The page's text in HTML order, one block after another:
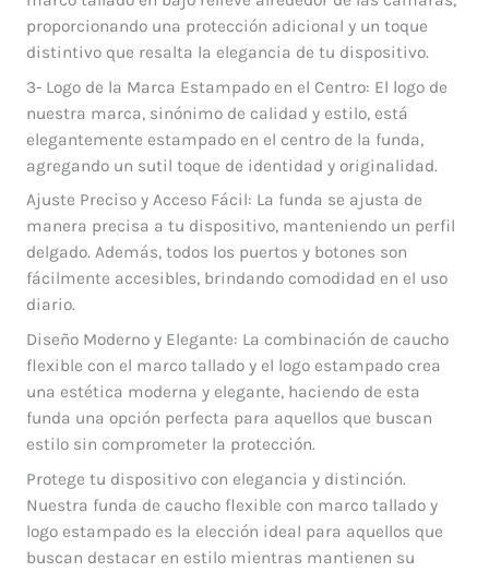
proporcionando una protección adicional y un toque
distintivo que resalta la elegancia de tu dispositivo.
3- Logo de la Marca Estampado en el Centro: El logo de
nuestra marca, sinónimo de calidad y estilo, está
elegantemente estampado en el centro de la funda,
agregando un sutil toque de identidad y originalidad.
Ajuste Preciso y Acceso Fácil: La funda se ajusta de
manera precisa a tu dispositivo, manteniendo un perfil
delgado. Además, todos los puertos y botones son
fácilmente accesibles, brindando comodidad en el uso
diario.
Diseño Moderno y Elegante: La combinación de caucho
flexible con el marco tallado y el logo estampado crea
una estética moderna y elegante, haciendo de esta
funda una opción perfecta para aquellos que buscan
estilo sin comprometer la protección.
Protege tu dispositivo con elegancia y distinción.
Nuestra funda de caucho flexible con marco tallado y
logo estampado es la elección ideal para aquellos que
buscan destacar en estilo mientras mantienen su